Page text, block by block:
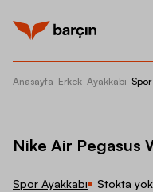
Anasayfa-Erkek-Ayakkabı-
Nike Air Pegasus
Spor Ayakkabı Stokta yok